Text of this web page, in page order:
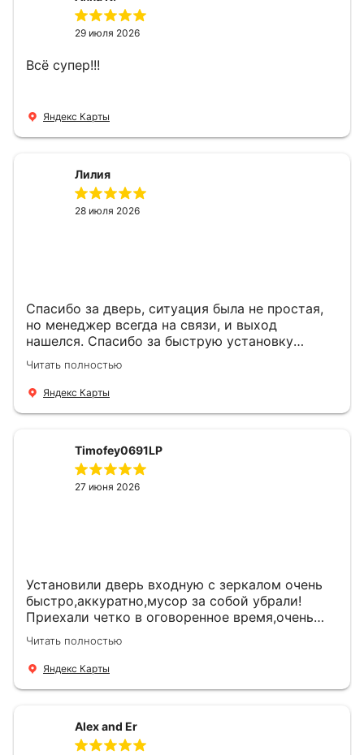
29 июля 2026
Всё супер!!!
Яндекс Карты
Лилия
28 июля 2026
Спасибо за дверь, ситуация была не простая,
но менеджер всегда на связи, и выход
нашелся. Спасибо за быструю установку
Роману, один и привёз, и установил. Надеюсь,
что дверь нам долго послужит
Читать полностью
Яндекс Карты
Timofey0691LP
27 июня 2026
Установили дверь входную с зеркалом очень
быстро,аккуратно,мусор за собой убрали!
Приехали четко в оговоренное время,очень
вежливые,деликатные рабочие .Все
понравилось и дверь ,и работа и цена!
Читать полностью
Яндекс Карты
Alex and Er